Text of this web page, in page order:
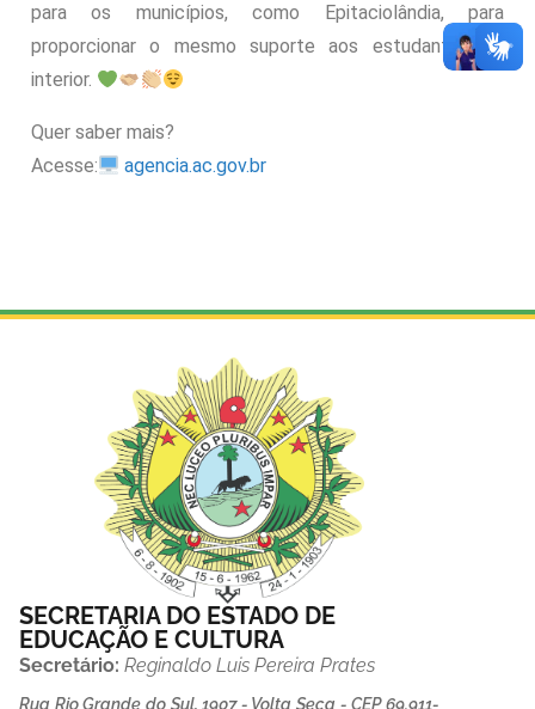
para os municípios, como Epitaciolândia, para
proporcionar o mesmo suporte aos estudantes do
interior.
Quer saber mais?
Acesse:
agencia.ac.gov.br
SECRETARIA DO ESTADO DE
EDUCAÇÃO E CULTURA
Secretário: Reginaldo Luis Pereira Prates
Rua Rio Grande do Sul, 1907 - Volta Seca - CEP 69.911-